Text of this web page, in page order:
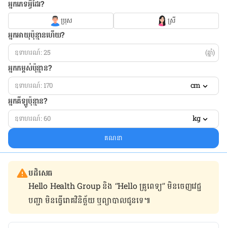
អ្នកភេទអ្វីដែរ?
ប្រុស ស្រី
អ្នកអាយុប៉ុន្មានហើយ?
(ឆ្នាំ)
អ្នកកម្ពស់ប៉ុន្មាន?
cm
អ្នកគីឡូប៉ុន្មាន?
kg
គណនា
បដិសេធ
Hello Health Group និង “Hello គ្រូពេទ្យ” មិន​ចេញ​វេជ្ជ
បញ្ជា មិន​ធ្វើ​រោគវិនិច្ឆ័យ ឬ​ព្យាបាល​ជូន​ទេ៕